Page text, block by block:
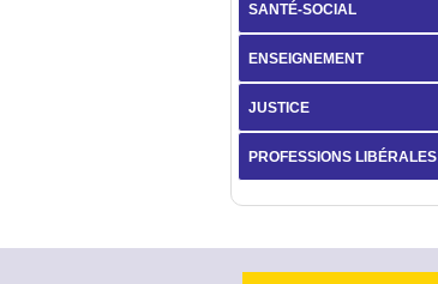
SANTÉ-SOCIAL
ENSEIGNEMENT
JUSTICE
PROFESSIONS LIBÉRALES